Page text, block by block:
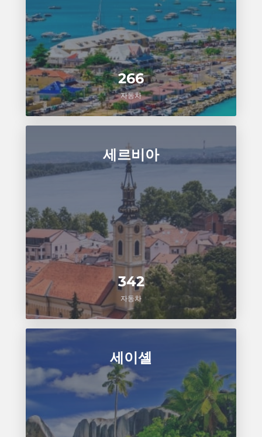
266
자동차
342
자동차
세르비아
세이셸